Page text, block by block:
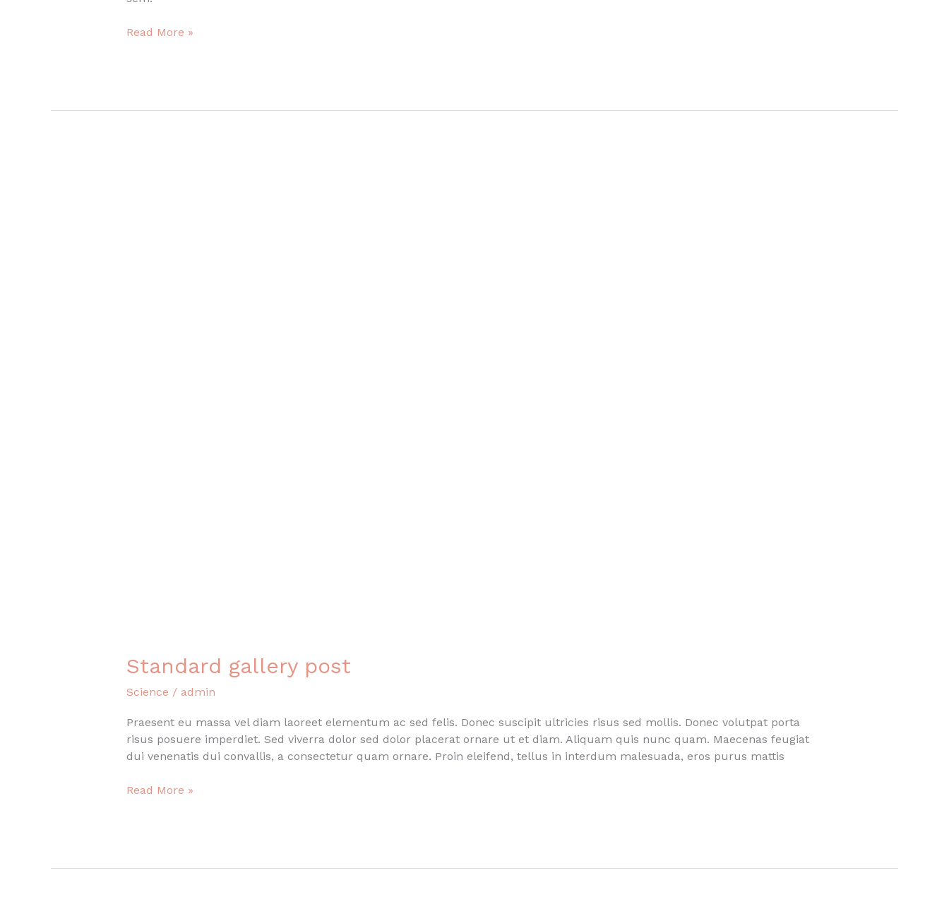
Standart
Read More »
Standard gallery post
Science / admin
Praesent eu massa vel diam laoreet elementum ac sed felis. Donec suscipit ultricies risus sed mollis. Donec volutpat porta
risus posuere imperdiet. Sed viverra dolor sed dolor placerat ornare ut et diam. Aliquam quis nunc quam. Maecenas feugiat
dui venenatis dui convallis, a consectetur quam ornare. Proin eleifend, tellus in interdum malesuada, eros purus mattis
Standard
Read More »